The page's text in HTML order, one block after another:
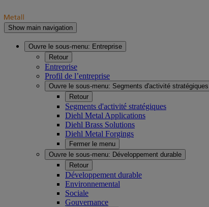
Show main navigation
Ouvre le sous-menu: Entreprise
Retour
Entreprise
Profil de l’entreprise
Ouvre le sous-menu: Segments d'activité stratégiques
Retour
Segments d'activité stratégiques
Diehl Metal Applications
Diehl Brass Solutions
Diehl Metal Forgings
Fermer le menu
Ouvre le sous-menu: Développement durable
Retour
Développement durable
Environnemental
Sociale
Gouvernance